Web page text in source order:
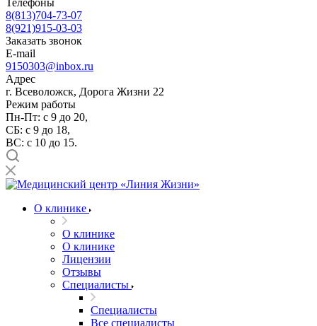
Телефоны
8(813)704-73-07
8(921)915-03-03
Заказать звонок
E-mail
9150303@inbox.ru
Адрес
г. Всеволожск, Дорога Жизни 22
Режим работы
Пн-Пт: с 9 до 20,
СБ: с 9 до 18,
ВС: с 10 до 15.
О клинике
О клинике
О клинике
Лицензии
Отзывы
Специалисты
Специалисты
Все специалисты